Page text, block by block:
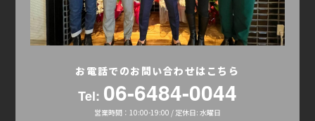
お電話でのお問い合わせはこちら
Tel: 06-6484-0044
営業時間：10:00-19:00 / 定休日: 水曜日